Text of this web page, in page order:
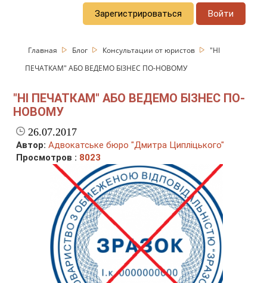
Зарегистрироваться Войти
Главная Блог Консультации от юристов
"НІ
ПЕЧАТКАМ" АБО ВЕДЕМО БІЗНЕС ПО-НОВОМУ
"НІ ПЕЧАТКАМ" АБО ВЕДЕМО БІЗНЕС ПО-
НОВОМУ
26.07.2017
Автор: Адвокатське бюро "Дмитра Ципліцького"
Просмотров : 8023